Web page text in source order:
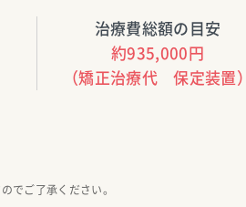
治療費総額の目安
約935,000円
（矯正治療代 保定装置）
でご了承ください。